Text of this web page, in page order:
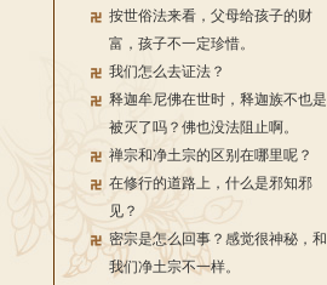
按世俗法来看，父母给孩子的财
富，孩子不一定珍惜。
我们怎么去证法？
释迦牟尼佛在世时，释迦族不也是
被灭了吗？佛也没法阻止啊。
禅宗和净土宗的区别在哪里呢？
在修行的道路上，什么是邪知邪
见？
密宗是怎么回事？感觉很神秘，和
我们净土宗不一样。